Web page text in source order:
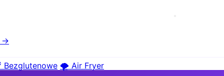
→
Bezglutenowe 🌪️ Air Fryer